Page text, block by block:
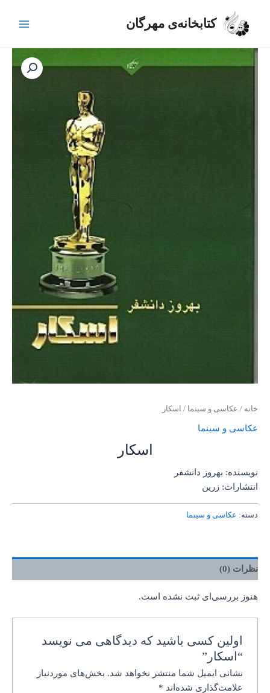
کتابخانه‌ی مهرگان
خانه / عکاسی و سینما / اسکار
عکاسی و سینما
اسکار
نویسنده: بهروز دانشفر
انتشارات: زرین
دسته: عکاسی و سینما
نظرات (0)
هنوز بررسی‌ای ثبت نشده است.
اولین کسی باشید که دیدگاهی می نویسد
“اسکار”
نشانی ایمیل شما منتشر نخواهد شد. بخش‌های موردنیاز
علامت‌گذاری شده‌اند *